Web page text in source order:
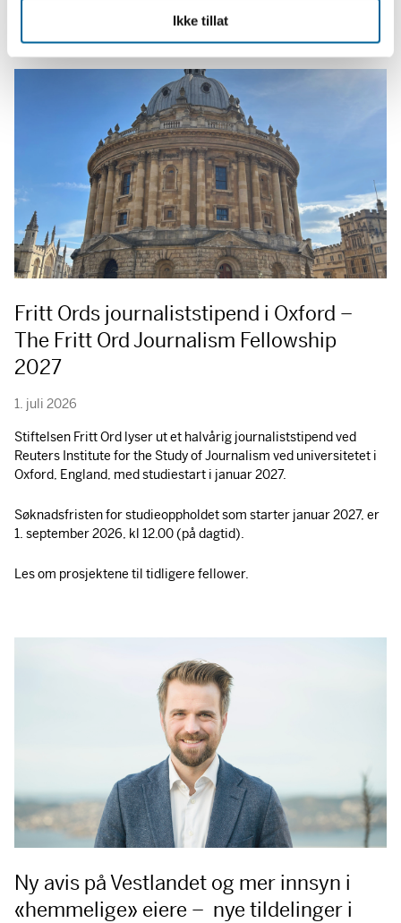
Ikke tillat
Tellef Raabe, Ammal Ahmed Haj Mohamed og Joakim Lie.
Fritt Ords journaliststipend i Oxford –
The Fritt Ord Journalism Fellowship
2027
1. juli 2026
Stiftelsen Fritt Ord lyser ut et halvårig journaliststipend ved
Reuters Institute for the Study of Journalism ved universitetet i
Oxford, England, med studiestart i januar 2027.
Søknadsfristen for studieoppholdet som starter januar 2027, er
1. september 2026, kl 12.00 (på dagtid).
Les om prosjektene til tidligere fellower.
Ny avis på Vestlandet og mer innsyn i
«hemmelige» eiere – nye tildelinger i